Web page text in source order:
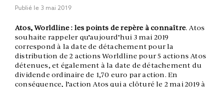
Publié le 3 mai 2019
Atos, Worldline : les points de repère à connaître. Atos
souhaite rappeler qu’aujourd’hui 3 mai 2019
correspond à la date de détachement pour la
distribution de 2 actions Worldline pour 5 actions Atos
détenues, et également à la date de détachement du
dividende ordinaire de 1,70 euro par action. En
conséquence, l’action Atos qui a clôturé le 2 mai 2019 à